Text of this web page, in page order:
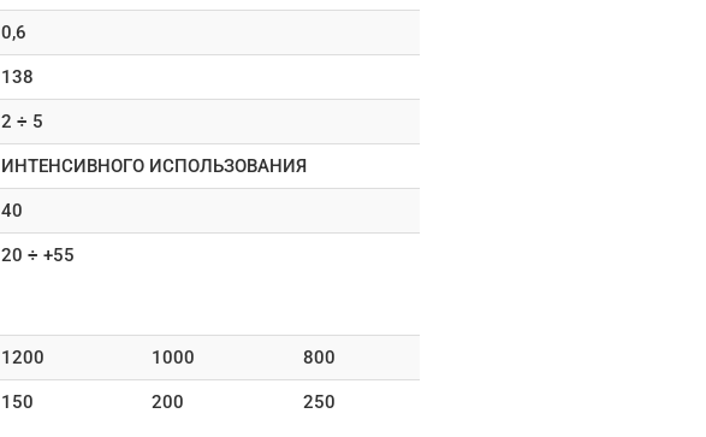
0,6
138
2 ÷ 5
ИНТЕНСИВНОГО ИСПОЛЬЗОВАНИЯ
40
20 ÷ +55
1200 1000 800
150 200 250